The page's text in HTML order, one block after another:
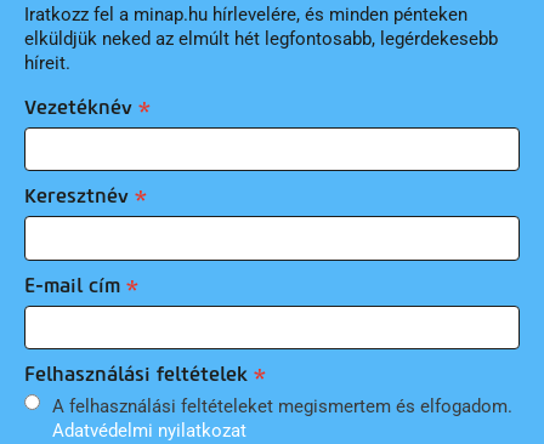
Iratkozz fel a minap.hu hírlevelére, és minden pénteken
elküldjük neked az elmúlt hét legfontosabb, legérdekesebb
híreit.
Vezetéknév
Keresztnév
E-mail cím
Felhasználási feltételek
A felhasználási feltételeket megismertem és elfogadom.
Adatvédelmi nyilatkozat